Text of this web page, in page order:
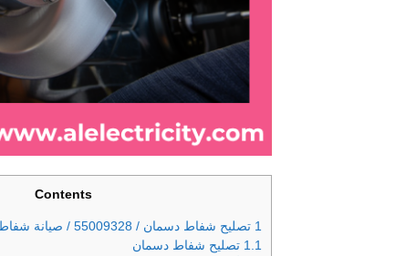
Contents
1 تصليح شفاط دسمان / 55009328 / صيانة شفاط حمام / فني تهوية دسمان
1.1 تصليح شفاط دسمان